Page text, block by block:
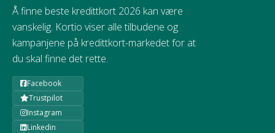
Å finne beste kredittkort 2026 kan være
vanskelig. Kortio viser alle tilbudene og
kampanjene på kredittkort-markedet for at
du skal finne det rette.
Facebook
Trustpilot
Instagram
Linkedin